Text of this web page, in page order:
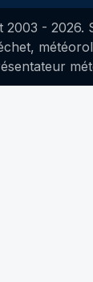
2003 - 2026.